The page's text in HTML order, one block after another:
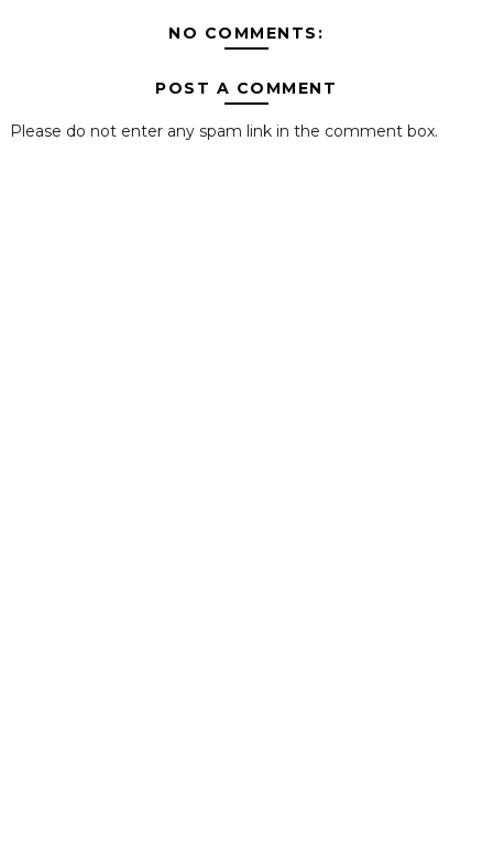
NO COMMENTS:
POST A COMMENT
Please do not enter any spam link in the comment box.